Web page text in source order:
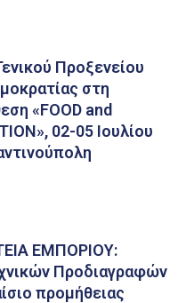
Προξενείου
στη
«FOOD and
02-05 Ιουλίου
ΕΜΠΟΡΙΟΥ:
Προδιαγραφών
προμήθειας